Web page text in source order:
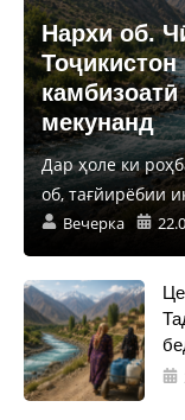
Нархи об.
мекунанд
Дар ҳоле ки
об, тағйирёбии
Вечерка